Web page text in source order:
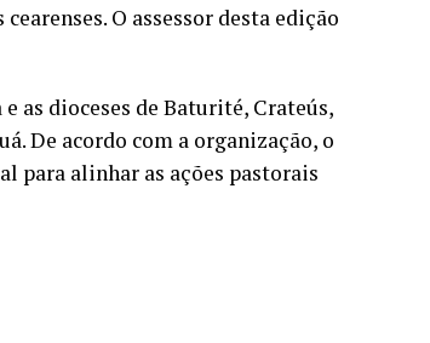
O assessor desta edição
as dioceses de Baturité, Crateús,
De acordo com a organização, o
para alinhar as ações pastorais